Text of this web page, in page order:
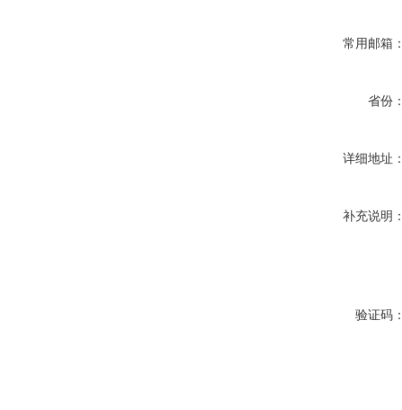
常用邮箱
省份
详细地址
补充说明
验证码